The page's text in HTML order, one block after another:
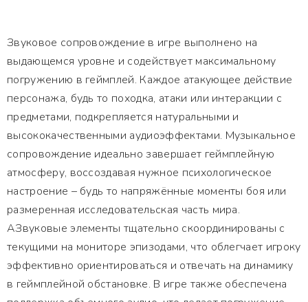
Звуковое сопровождение в игре выполнено на
выдающемся уровне и содействует максимальному
погружению в геймплей. Каждое атакующее действие
персонажа, будь то походка, атаки или интеракции с
предметами, подкрепляется натуральными и
высококачественными аудиоэффектами. Музыкальное
сопровождение идеально завершает геймплейную
атмосферу, воссоздавая нужное психологическое
настроение – будь то напряжённые моменты боя или
размеренная исследовательская часть мира.
АЗвуковые элементы тщательно скоординированы с
текущими на мониторе эпизодами, что облегчает игроку
эффективно ориентироваться и отвечать на динамику
в геймплейной обстановке. В игре также обеспечена